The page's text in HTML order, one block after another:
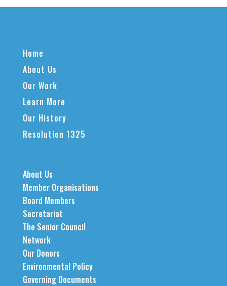
Home
About Us
Our Work
Learn More
Our History
Resolution 1325
About Us
Member Organisations
Board Members
Secretariat
The Senior Council
Network
Our Donors
Environmental Policy
Governing Documents